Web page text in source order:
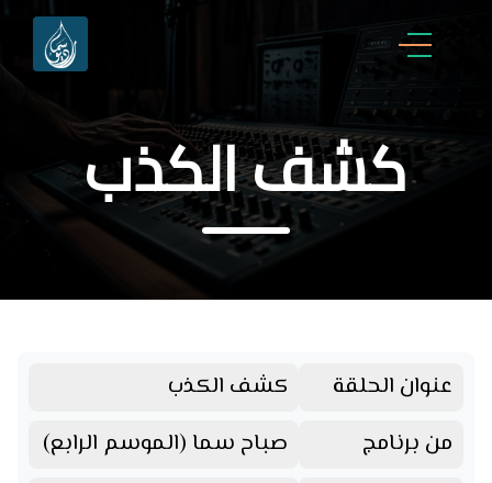
كشف الكذب
عنوان الحلقة
كشف الكذب
من برنامج
صباح سما (الموسم الرابع)